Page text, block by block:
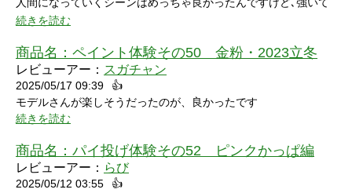
人間になっていくシーンはめっちゃ良かったんですけど､強いて
言うなら､上半身だけで無くて､全身も透明になる所も見てみたい
続きを読む
商品名： ペイント体験その50 金粉・2023立冬
レビューアー： スガチャン
2025/05/17 09:39
👍
モデルさんが楽しそうだったのが、良かったです
続きを読む
商品名： パイ投げ体験その52 ピンクかっぱ編
レビューアー： らび
2025/05/12 03:55
👍